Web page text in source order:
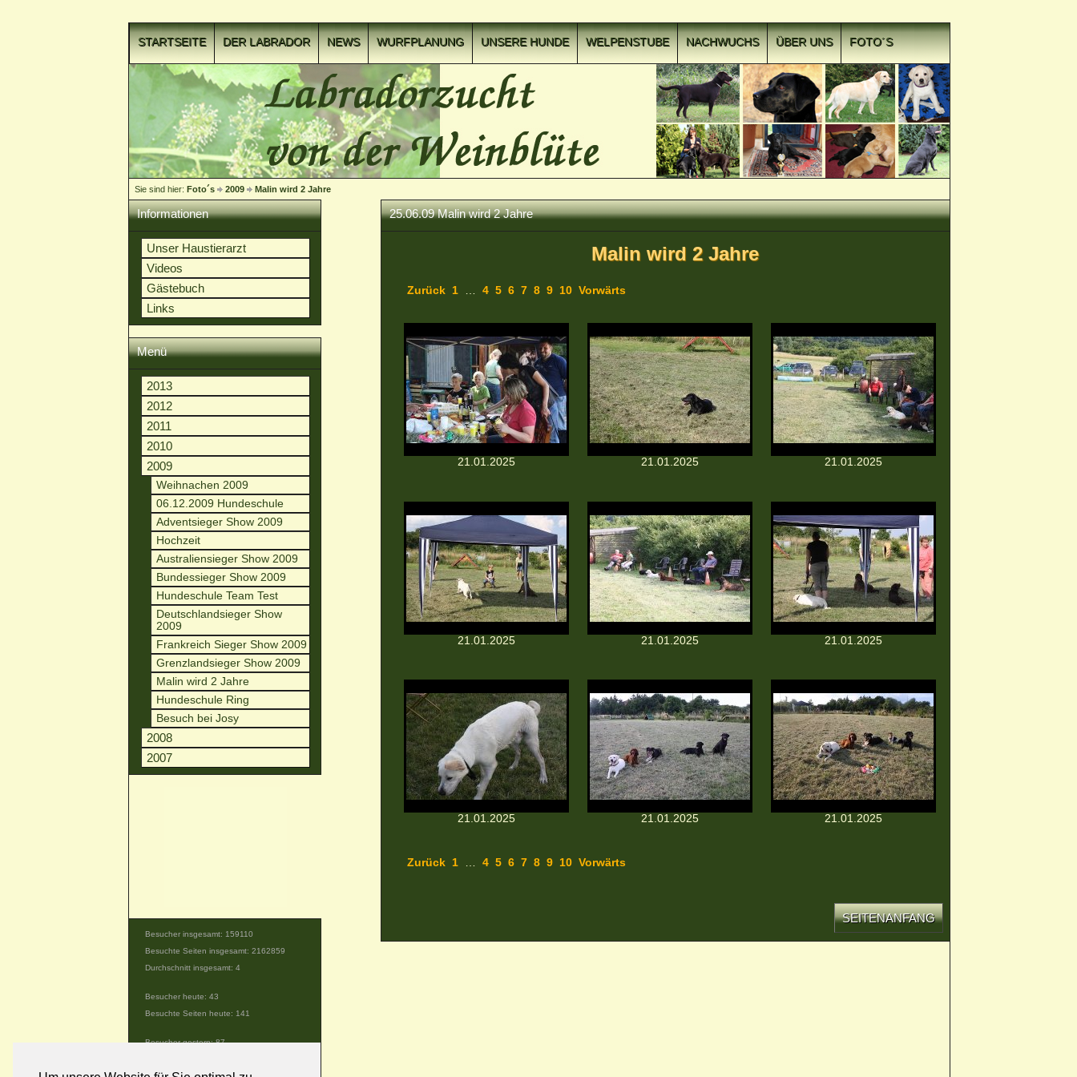
STARTSEITE DER LABRADOR NEWS WURFPLANUNG UNSERE HUNDE WELPENSTUBE NACHWUCHS ÜBER UNS FOTO´S
VIDEOCLIPS
Sie sind hier: Foto´s 2009 Malin wird 2 Jahre
25.06.09 Malin wird 2 Jahre
Malin wird 2 Jahre
Zurück 1 4 5 6 7 8 9 10 Vorwärts
21.01.2025 21.01.2025 21.01.2025
21.01.2025 21.01.2025 21.01.2025
21.01.2025 21.01.2025 21.01.2025
Zurück 1 … 4 5 6 7 8 9 10 Vorwärts
SEITENANFANG
Informationen
Unser Haustierarzt
Videos
Gästebuch
Links
Menü
2013
2012
2011
2010
2009
Weihnachen 2009
06.12.2009 Hundeschule
Adventsieger Show 2009
Hochzeit
Australiensieger Show 2009
Bundessieger Show 2009
Hundeschule Team Test
Deutschlandsieger Show
2009
Frankreich Sieger Show 2009
Grenzlandsieger Show 2009
Malin wird 2 Jahre
Hundeschule Ring
Besuch bei Josy
2008
2007
Besucher insgesamt: 159110
Besuchte Seiten insgesamt: 2162859
Durchschnitt insgesamt: 4
Besucher heute: 43
Besuchte Seiten heute: 141
Besucher gestern: 87